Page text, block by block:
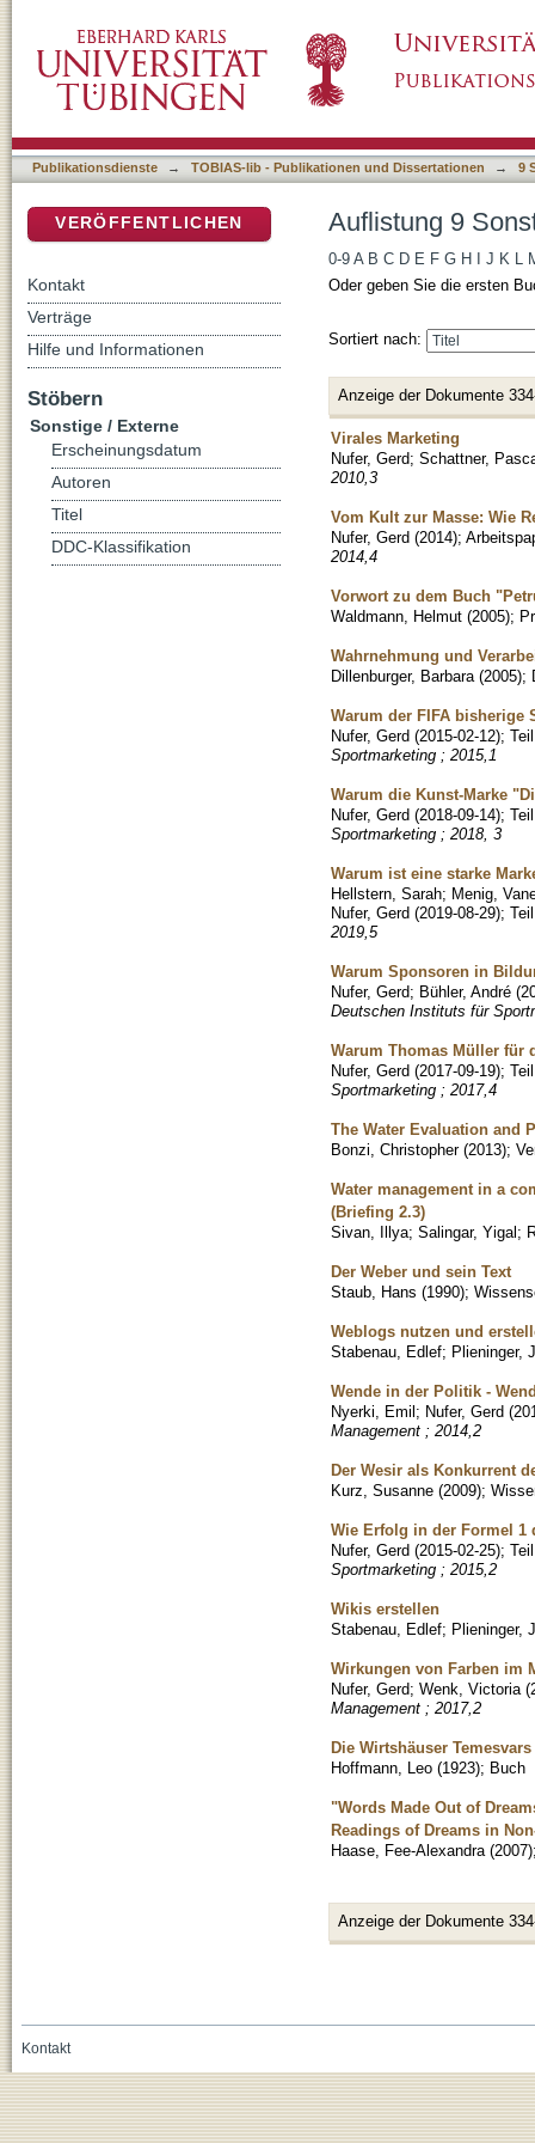
Publikationsdienste → TOBIAS-lib - Publikationen und Dissertationen → 9
Auflistung 9
0-9 A B C D E F G H J K L
Oder geben Sie die ersten
Sortiert nach:
Anzeige der Dokumente
Virales Marketing
Nufer, Gerd; Schattner,
2010,3
Vom Kult zur Masse: Wie
Nufer, Gerd (2014);
2014,4
Vorwort zu dem Buch
Waldmann, Helmut (2005);
Wahrnehmung und
Dillenburger, Barbara (2005);
Warum der FIFA bisherige
Nufer, Gerd (2015-02-12);
Sportmarketing ; 2015,1
Warum die Kunst-Marke
Nufer, Gerd (2018-09-14);
Sportmarketing ; 2018, 3
Warum ist eine starke
Hellstern, Sarah; Menig,
Nufer, Gerd (2019-08-29);
2019,5
Warum Sponsoren in
Nufer, Gerd; Bühler, André (
Deutschen Instituts für
Warum Thomas Müller für
Nufer, Gerd (2017-09-19);
Sportmarketing ; 2017,4
The Water Evaluation and
Bonzi, Christopher (2013);
Water management in a
(Briefing 2.3)
Sivan, Illya; Salingar, Yigal;
Der Weber und sein Text
Staub, Hans (1990);
Weblogs nutzen und
Stabenau, Edlef; Plieninger,
Wende in der Politik -
Nyerki, Emil; Nufer, Gerd (
Management ; 2014,2
Der Wesir als Konkurrent
Kurz, Susanne (2009);
Wie Erfolg in der Formel 1
Nufer, Gerd (2015-02-25);
Sportmarketing ; 2015,2
Wikis erstellen
Stabenau, Edlef; Plieninger,
Wirkungen von Farben im
Nufer, Gerd; Wenk, Victoria (
Management ; 2017,2
Die Wirtshäuser Temesvars
Hoffmann, Leo (1923); Buch
"Words Made Out of
Readings of Dreams in
Haase, Fee-Alexandra (2007)
Anzeige der Dokumente
VERÖFFENTLICHEN
Kontakt
Verträge
Hilfe und Informationen
Stöbern
Sonstige / Externe
Erscheinungsdatum
Autoren
Titel
DDC-Klassifikation
Kontakt